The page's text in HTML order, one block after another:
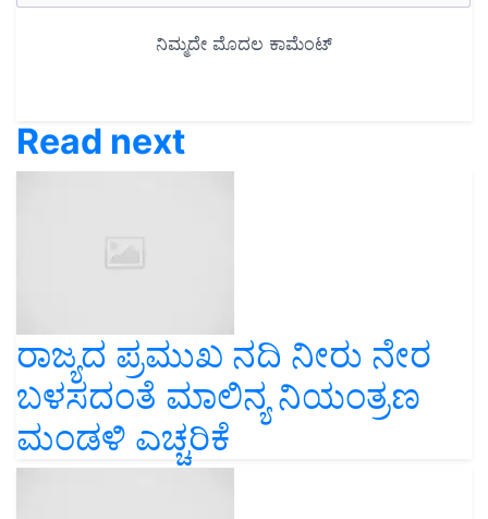
Read next
ರಾಜ್ಯದ ಪ್ರಮುಖ ನದಿ ನೀರು ನೇರ
ಬಳಸದಂತೆ ಮಾಲಿನ್ಯ ನಿಯಂತ್ರಣ
ಮಂಡಳಿ ಎಚ್ಚರಿಕೆ